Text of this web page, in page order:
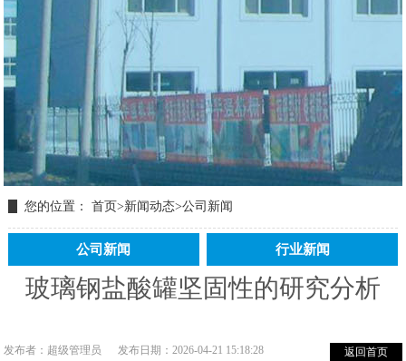
您的位置： 首页>新闻动态>公司新闻
公司新闻 行业新闻
玻璃钢盐酸罐坚固性的研究分析
返回首页
发布者：超级管理员
发布日期：2026-04-21 15:18:28